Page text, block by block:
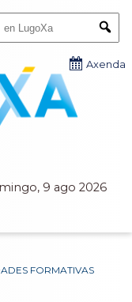
9 ago 2026
Axenda
FORMATIVAS